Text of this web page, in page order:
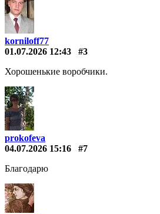
korniloff77
01.07.2026 12:43
#3
Хорошенькие воробчики.
prokofeva
04.07.2026 15:16
#7
Благодарю